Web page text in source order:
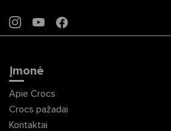
INSTAGRAM
YOUTUBEFACEBOOK
Įmonė
Apie Crocs
Crocs pažadai
Kontaktai